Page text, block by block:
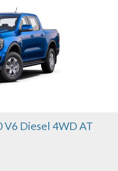
V6 Diesel 4WD AT